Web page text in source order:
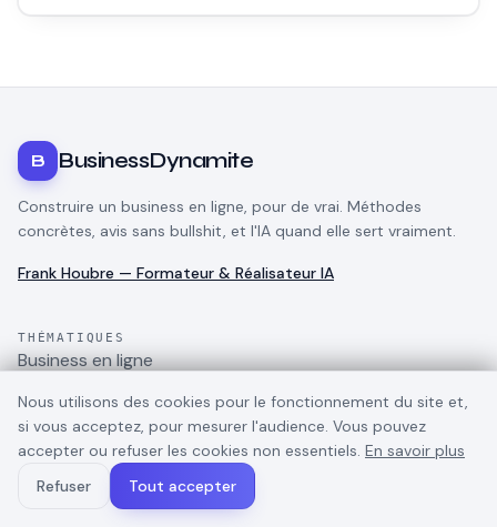
B BusinessDynamite
Construire un business en ligne, pour de vrai. Méthodes
concrètes, avis sans bullshit, et l'IA quand elle sert vraiment.
Frank Houbre — Formateur & Réalisateur IA
THÉMATIQUES
Business en ligne
Dropshipping
Marketing digital
Gagner de l'argent
Nous utilisons des cookies pour le fonctionnement du site et,
si vous acceptez, pour mesurer l'audience. Vous pouvez
accepter ou refuser les cookies non essentiels. En savoir plus
Refuser
Tout accepter